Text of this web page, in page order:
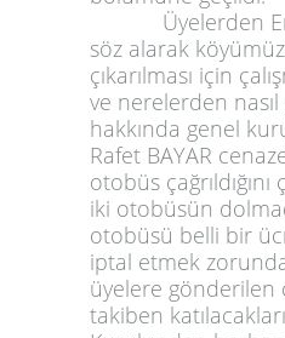
Üyelerden
söz alarak
çıkarılması için
ve nerelerden nasıl
hakkında genel
Rafet BAYAR
otobüs
iki otobüsün
otobüsü belli bir
iptal etmek zorunda
üyelere gönderilen
takiben